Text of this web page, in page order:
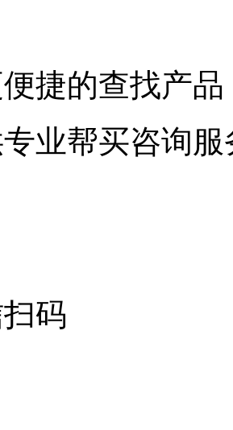
捷的查找产品
业帮买咨询服
码